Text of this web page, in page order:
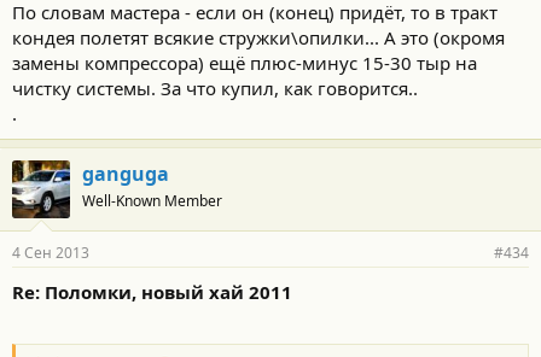
По словам мастера - если он (конец) придёт, то в тракт
кондея полетят всякие стружки\опилки... А это (окромя
замены компрессора) ещё плюс-минус 15-30 тыр на
чистку системы. За что купил, как говорится..
.
ganguga
Well-Known Member
4 Сен 2013 #434
Re: Поломки, новый хай 2011